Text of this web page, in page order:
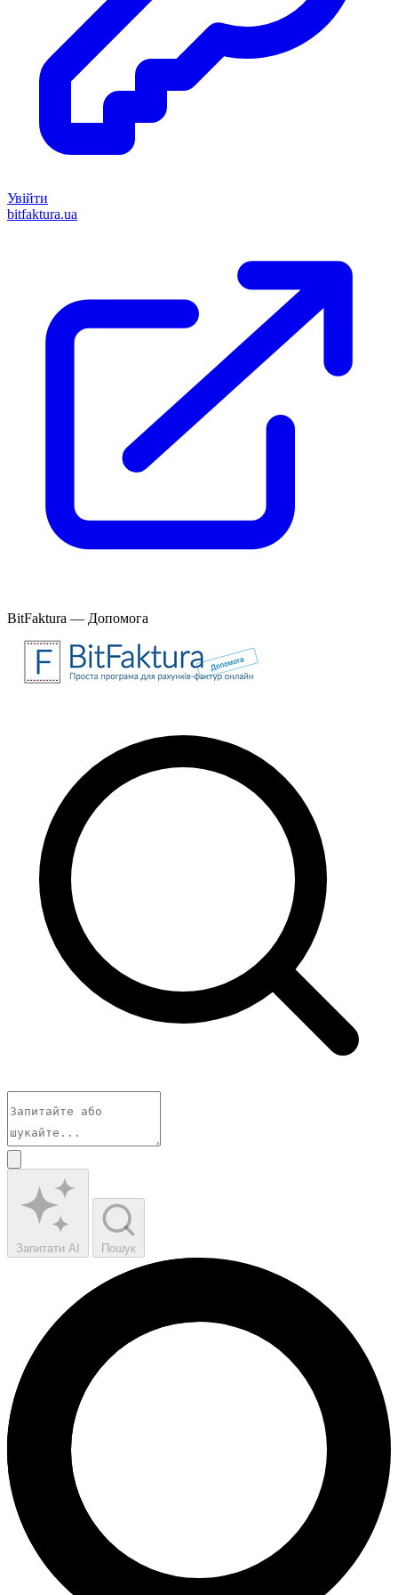
Увійти
bitfaktura.ua
BitFaktura — Допомога
Запитати AI Пошук